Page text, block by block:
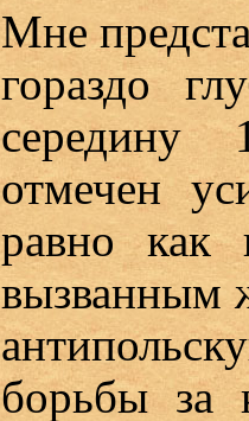
Мне
гораздо
отмечен
равно как
вызванным
борьбы за